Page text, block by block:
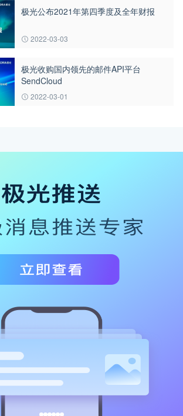
极光公布2021年第四季度及全年财报
2022-03-03
极光收购国内领先的邮件API平台
SendCloud
2022-03-01